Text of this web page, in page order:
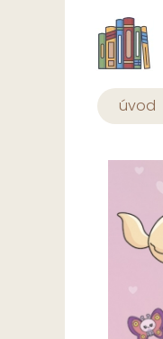
úvod